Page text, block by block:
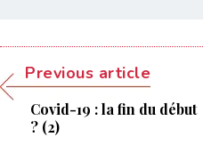
Previous article
Covid-19 : la fin du début
? (2)